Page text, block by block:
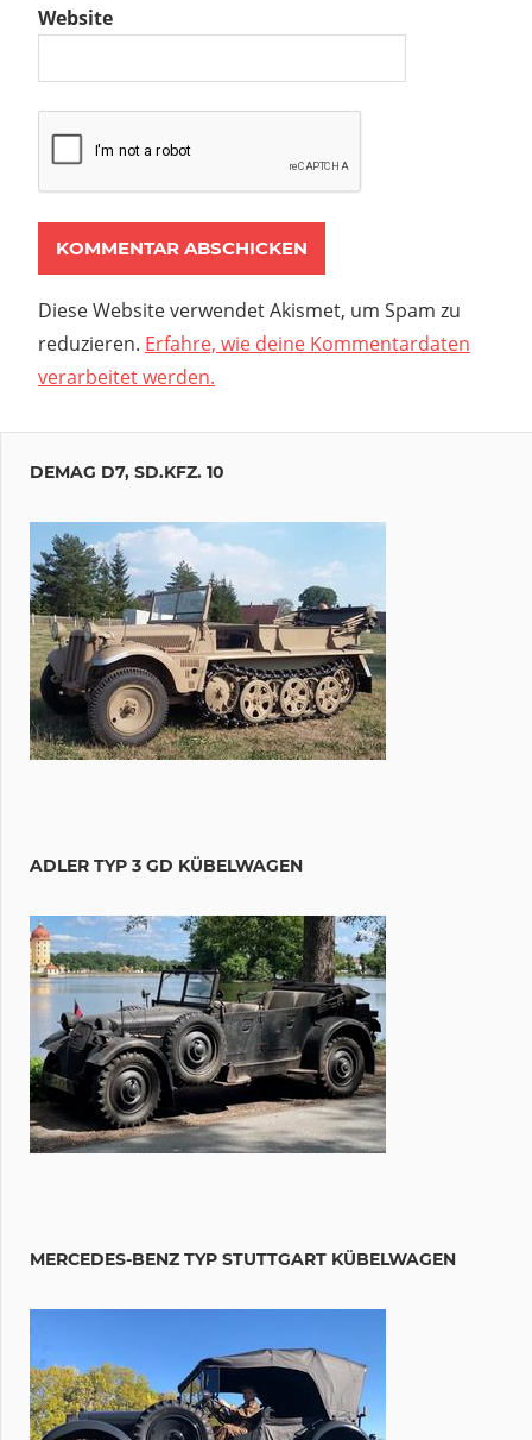
Website
Diese Website verwendet Akismet, um Spam zu
reduzieren. Erfahre, wie deine Kommentardaten
verarbeitet werden.
DEMAG D7, SD.KFZ. 10
ADLER TYP 3 GD KÜBELWAGEN
MERCEDES-BENZ TYP STUTTGART KÜBELWAGEN